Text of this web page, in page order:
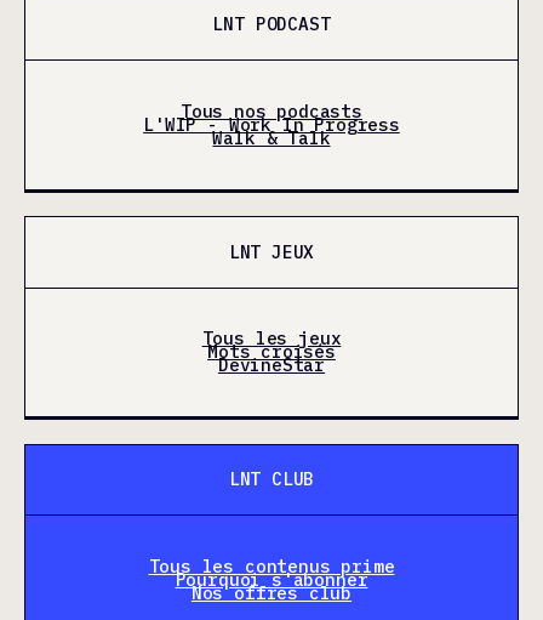
LNT PODCAST
Tous nos podcasts
L'WIP - Work In Progress
Walk & Talk
LNT JEUX
Tous les jeux
Mots croisés
DevineStar
LNT CLUB
Tous les contenus prime
Pourquoi s'abonner
Nos offres club